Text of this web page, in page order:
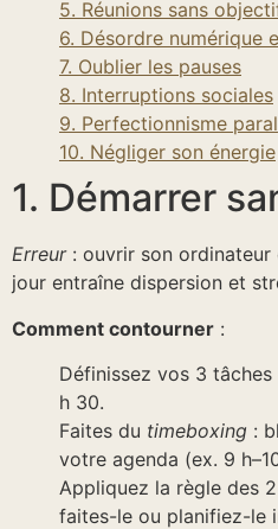
5. Réunions sans
6. Désordre numérique
7. Oublier les pauses
8. Interruptions sociales
9. Perfectionnisme
10. Négliger son énergie
1. Démarrer
Erreur: ouvrir son ordinateur
jour entraîne dispersion et
Comment contourner :
Définissez vos 3
h 30.
Faites du timeboxing :
votre agenda (ex. 9
Appliquez la règle des
faites-le ou planifiez-le